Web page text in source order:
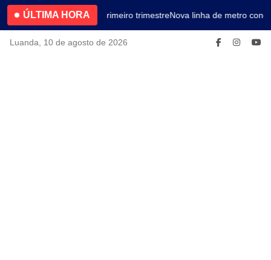
ÚLTIMA HORA4.2% no primeiro trimestreNova linha de metro
Luanda, 10 de agosto de 2026